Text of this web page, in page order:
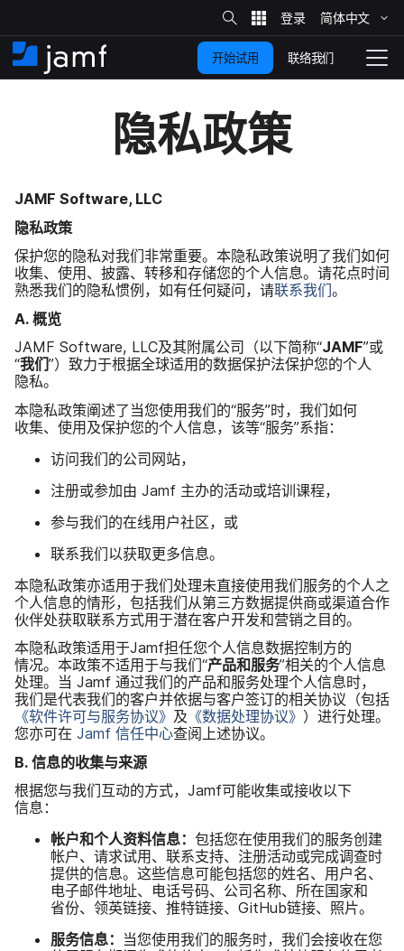
​
至
​
站
​内
​搜
索
简体​中文
首
​
拨
动
开始试用 联络我们
隐私​政策
JAMF Software, LLC
隐私​政策
保护​您​的​隐私​对​我们​非常​重要。​本​隐私​政策​说明​了​我们​如何​
收集、​使用、​披露、​转移​和​存储​您​的​个人​信息。​请​花点​时间​
熟悉​我们​的​隐私​惯例，​如​有​任何​疑问，​请联系​我们。
A. 概览
JAMF Software, LLC及​其​附属​公司​（以下简称​“JAMF”​或​
“我们”）​致力于​根据​全球​适用​的​数据​保护法​保护​您​的​个人​
隐私。
本​隐私​政策​阐述​了​当​您​使用​我们​的​“服务”​时，​我们​如何​
收集、​使用​及​保护​您​的​个人​信息，​该​等​“服务”​系指：
访问​我们​的​公司​网站，
注册​或​参加​由 Jamf 主办​的​活动​或​培训​课程，
参与​我们​的​在​线用​户​社区，​或
联系​我们​以​获取​更​多​信息。
本​隐私​政策​亦​适用于​我们​处理​未​直接​使用​我们​服务​的​个人​之​
个​人​信息​的​情形，​包括​我们​从​第三​方​数据​提供商​或​渠道​合作​
伙伴处​获取​联系​方式​用于​潜​在​客户​开发​和​营销​之​目的。
本​隐私​政策​适用​于Jamf担任​您​个​人​信息​数​据​控制方​的​
情况。​本​政策​不​适用于​与​我们​“产品​和​服务”​相关​的​个人​信息​
处理。​当 Jamf 通过​我们​的​产品​和​服务​处理​个​人​信息​时，​
我们​是​代表​我们​的​客户​并​依据​与​客户​签订​的​相关​协议​（包括
《软件​许可​与​服务​协议》 及 《数据​处理​协议》 ）​进行​处理。​
您​亦​可​在 Jamf 信任​中心查阅​上述​协议。
B. 信息​的​收集​与​来源
根据​您​与​我们​互动​的​方式， Jamf可能​收集​或​接收​以​下​
信息：
帐户​和​个人​资料​信息： 包括​您​在​使用​我们​的​服务​创建​
帐户、​请​求​试用、​联系​支持、​注册​活动​或​完成​调查时​
提供​的​信息。​这些​信息​可能​包括​您​的​姓名、​用户​名、​
电子​邮件​地址、​电话​号码、​公司​名称、​所​在​国家​和​
省份、​领英​链接、​推特​链接、 GitHub链接、​照片。
服务​信息： 当​您​使用​我们​的​服务​时，​我们​会​接收​在​您​